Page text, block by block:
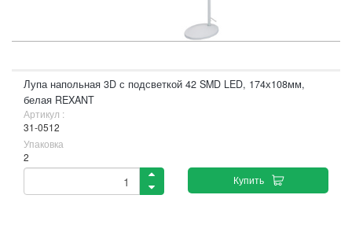
Лупа напольная 3D с подсветкой 42 SMD LED, 174х108мм,
белая REXANT
Артикул :
31-0512
Упаковка
2
Купить